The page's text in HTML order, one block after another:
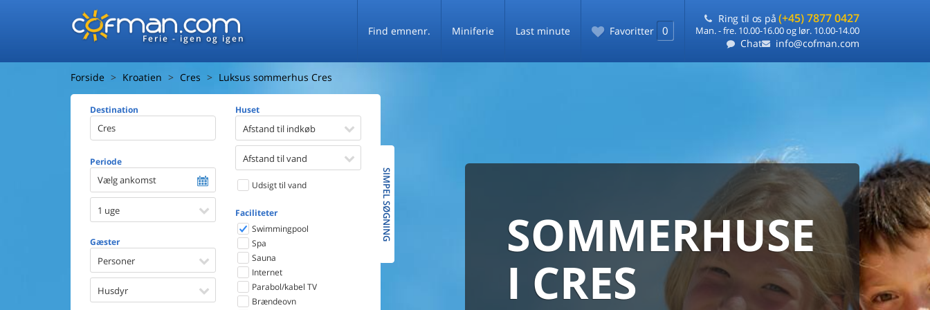
Ferie - igen og igen
Find emnenr. Miniferie Last minute Favoritter 0
Ring til os på (+45) 7877 0427
Man. - fre. 10.00-16.00 og lør. 10.00-14.00
Chat info@cofman.com
Forside Kroatien Cres Luksus sommerhus Cres
Destination
Periode
Vælg ankomst
1 uge
Gæster
Personer
Husdyr
Huset
Afstand til indkøb
Afstand til vand
Udsigt til vand
Faciliteter
Swimmingpool
Spa
Sauna
Internet
Parabol/kabel TV
Brændeovn
SIMPEL SØGNING
SOMMERHUSE
I CRES
SOMMERHUS
MED
HELE DANMARKS
SOMMERHUSUDLEJNING
De fleste danske sommerhuse samlet på ét sted